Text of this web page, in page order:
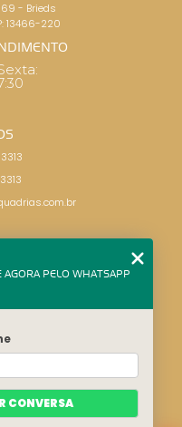
- Brieds
13466-220
AGORA PELO WHATSAPP
CONVERSA